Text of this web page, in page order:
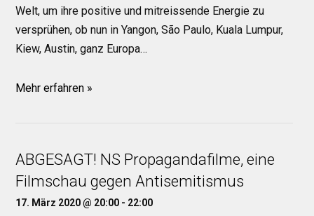
Welt, um ihre positive und mitreissende Energie zu
versprühen, ob nun in Yangon, São Paulo, Kuala Lumpur,
Kiew, Austin, ganz Europa…
Mehr erfahren »
ABGESAGT! NS Propagandafilme, eine
Filmschau gegen Antisemitismus
17. März 2020 @ 20:00 - 22:00